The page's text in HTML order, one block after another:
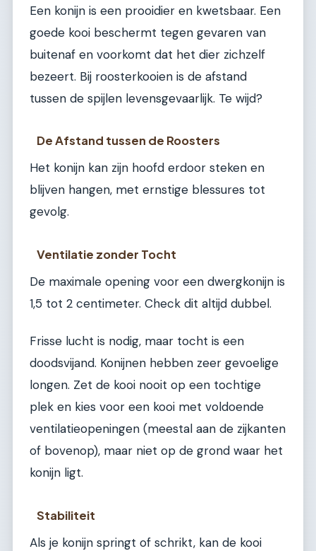
Een konijn is een prooidier en kwetsbaar. Een
goede kooi beschermt tegen gevaren van
buitenaf en voorkomt dat het dier zichzelf
bezeert. Bij roosterkooien is de afstand
tussen de spijlen levensgevaarlijk. Te wijd?
De Afstand tussen de Roosters
Het konijn kan zijn hoofd erdoor steken en
blijven hangen, met ernstige blessures tot
gevolg.
Ventilatie zonder Tocht
De maximale opening voor een dwergkonijn is
1,5 tot 2 centimeter. Check dit altijd dubbel.
Frisse lucht is nodig, maar tocht is een
doodsvijand. Konijnen hebben zeer gevoelige
longen. Zet de kooi nooit op een tochtige
plek en kies voor een kooi met voldoende
ventilatieopeningen (meestal aan de zijkanten
of bovenop), maar niet op de grond waar het
konijn ligt.
Stabiliteit
Als je konijn springt of schrikt, kan de kooi